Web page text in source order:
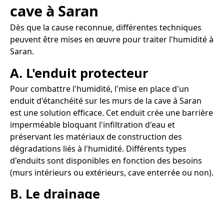
cave à Saran
Dès que la cause reconnue, différentes techniques
peuvent être mises en œuvre pour traiter l'humidité à
Saran.
A. L'enduit protecteur
Pour combattre l'humidité, l'mise en place d'un
enduit d'étanchéité sur les murs de la cave à Saran
est une solution efficace. Cet enduit crée une barrière
imperméable bloquant l'infiltration d'eau et
préservant les matériaux de construction des
dégradations liés à l'humidité. Différents types
d'enduits sont disponibles en fonction des besoins
(murs intérieurs ou extérieurs, cave enterrée ou non).
B. Le drainage